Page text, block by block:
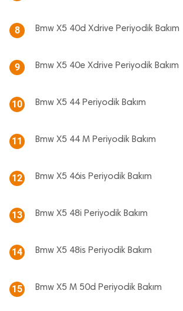
8 Bmw X5 40d Xdrive Periyodik Bakım
9 Bmw X5 40e Xdrive Periyodik Bakım
10 Bmw X5 44 Periyodik Bakım
11 Bmw X5 44 M Periyodik Bakım
12 Bmw X5 46is Periyodik Bakım
13 Bmw X5 48i Periyodik Bakım
14 Bmw X5 48is Periyodik Bakım
15 Bmw X5 M 50d Periyodik Bakım